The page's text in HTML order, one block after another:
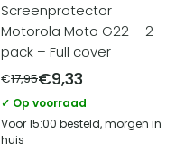
Screenprotector
Motorola Moto G22 – 2-
pack – Full cover
€17,95€9,33
✓ Op voorraad
Voor 15:00 besteld, morgen in
huis